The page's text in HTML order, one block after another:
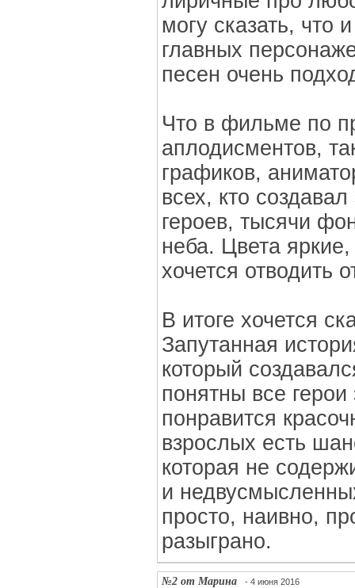
могу сказать, что
главных
песен очень
Что в фильме по
аплодисментов,
графиков,
всех, кто
героев, тысячи
неба. Цвета
хочется отводить
В итоге хочется
Запутанная
который
понятны все герои
понравится
взрослых есть
которая не
и
просто, наивно,
разыграно.
№2 от Марина - 4 июня 2016